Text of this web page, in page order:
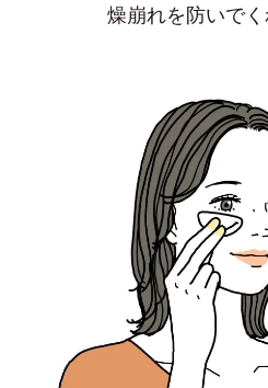
燥崩れを防いでく